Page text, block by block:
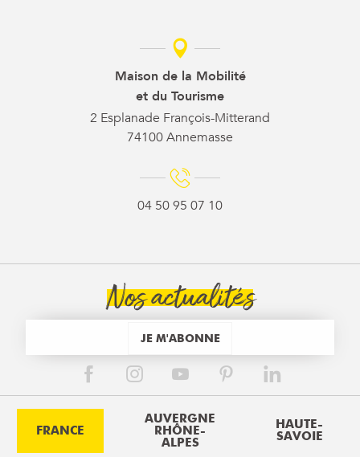
Maison de la Mobilité
et du Tourisme
2 Esplanade François-Mitterand
74100 Annemasse
04 50 95 07 10
Nos actualités
JE M'ABONNE
FRANCE
AUVERGNE
RHÔNE-
ALPES
HAUTE-
SAVOIE